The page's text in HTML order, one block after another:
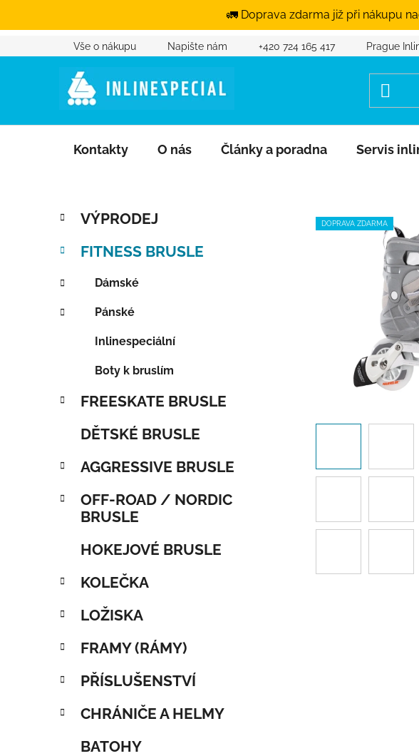
🚛 Doprava zdarma již při nákupu
Přejít na obsah
Vše o nákupu Napište nám +420 724 165 417 Prague
Kontakty O nás Články a poradna Servis
Postranní panel
Přeskočit kategorie
Kategorie
VÝPRODEJ
FITNESS BRUSLE
Dámské
Pánské
Inlinespeciální
Boty k bruslím
FREESKATE BRUSLE
DĚTSKÉ BRUSLE
AGGRESSIVE BRUSLE
OFF-ROAD / NORDIC
BRUSLE
HOKEJOVÉ BRUSLE
KOLEČKA
LOŽISKA
FRAMY (RÁMY)
PŘÍSLUŠENSTVÍ
CHRÁNIČE A HELMY
BATOHY
DOPRAVA ZDARMA